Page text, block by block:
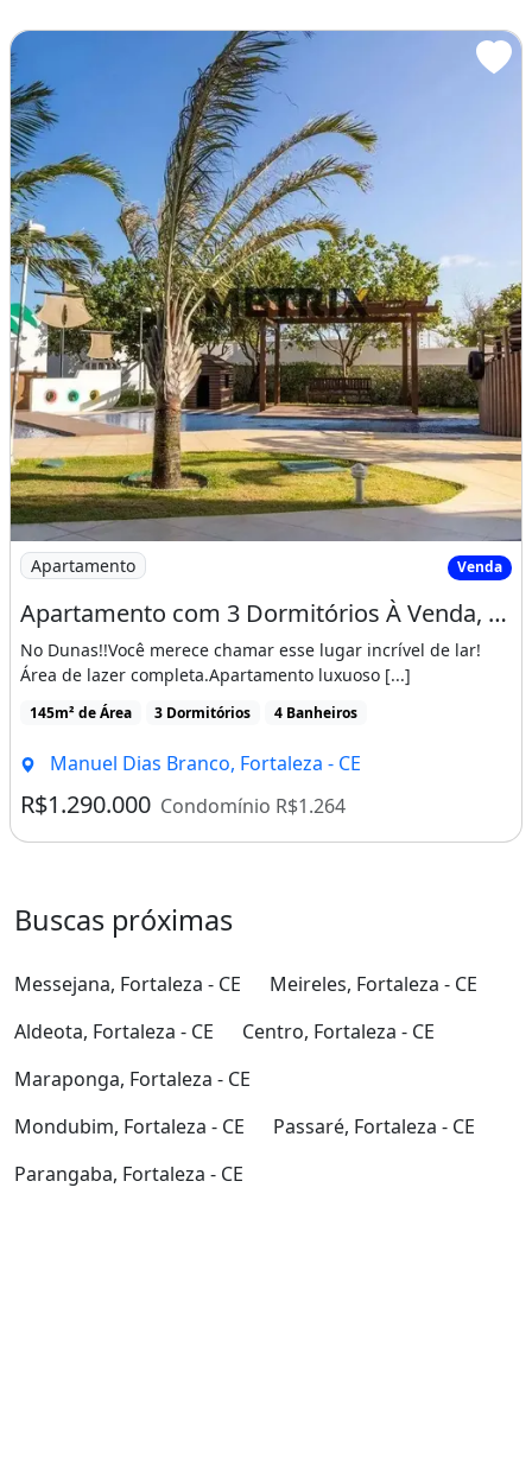
Imagem: Apartamento com 3 Dormitórios À Venda
Apartamento Venda
Apartamento com 3 Dormitórios À Venda, 145 M² por R$ 1.290.000,00 - Manoel Dias Branco
No Dunas!!Você merece chamar esse lugar incrível de lar!
Área de lazer completa.Apartamento luxuoso [...]
145m² de Área 3 Dormitórios 4 Banheiros
Manuel Dias Branco, Fortaleza - CE
R$1.290.000 Condomínio R$1.264
Buscas próximas
Messejana, Fortaleza - CE
Meireles, Fortaleza - CE
Aldeota, Fortaleza - CE
Centro, Fortaleza - CE
Maraponga, Fortaleza - CE
Mondubim, Fortaleza - CE
Passaré, Fortaleza - CE
Parangaba, Fortaleza - CE